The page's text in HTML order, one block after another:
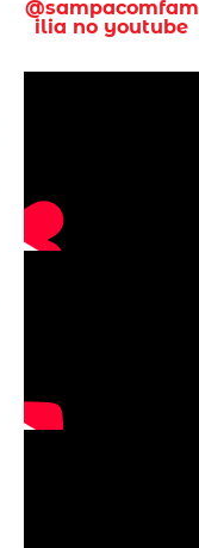
@sampacomfam
ilia no youtube